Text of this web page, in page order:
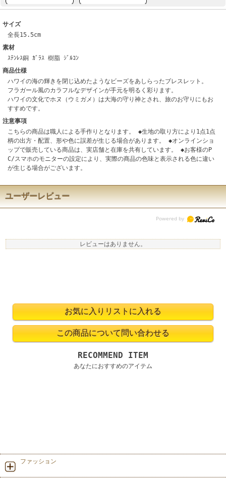
サイズ
全長15.5cm
素材
ｽﾃﾝﾚｽ銅 ｶﾞﾗｽ 樹脂 ｼﾞﾙｺﾝ
商品仕様
ハワイの海の輝きを閉じ込めたようなビーズをあしらったブレスレット。
フラガール風のカラフルなデザインが手元を明るく彩ります。
ハワイの文化でホヌ（ウミガメ）は大海の守り神とされ、旅のお守りにもお
すすめです。
注意事項
こちらの商品は職人による手作りとなります。 ◆生地の取り方により1点1点
柄の出方・配置、形や色に誤差が生じる場合があります。 ◆オンラインショ
ップで販売している商品は、実店舗と在庫を共有しています。 ◆お客様のP
C/スマホのモニターの設定により、実際の商品の色味と表示される色に違い
が生じる場合がございます。
ユーザーレビュー
レビューはありません。
RECOMMEND ITEM
あなたにおすすめのアイテム
ファッション